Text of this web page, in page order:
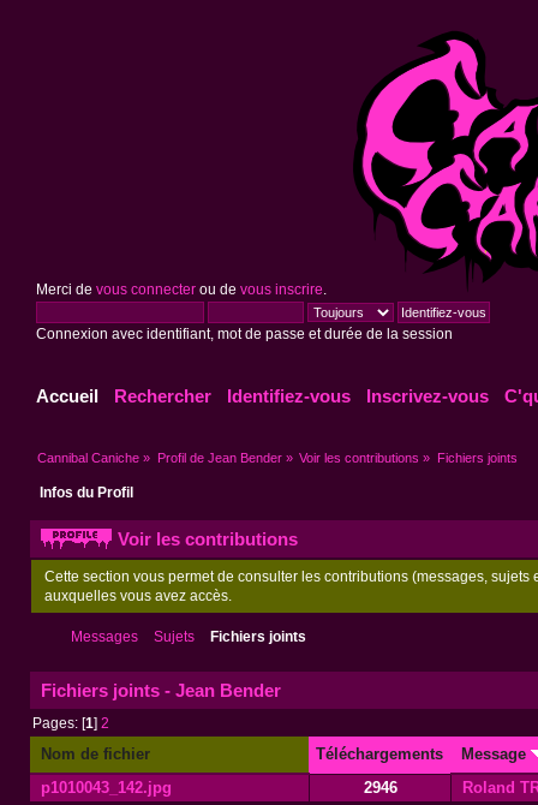
Merci de vous connecterou de vous inscrire
Connexion avec identifiant, mot de passe et durée de la session
Accueil Rechercher Identifiez-vous Inscrivez-vous
Cannibal Caniche » Profil de Jean Bender» Voir les contributions » Fichiers joints
Infos du Profil
Voir les contributions
Cette section vous permet de consulter les contributions (messages,
auxquelles vous avez accès.
Messages Sujets Fichiers joints
Fichiers joints - Jean Bender
Pages: [1]2
Nom de fichier Téléchargements
Message
p1010043_142.jpg
2946
Roland